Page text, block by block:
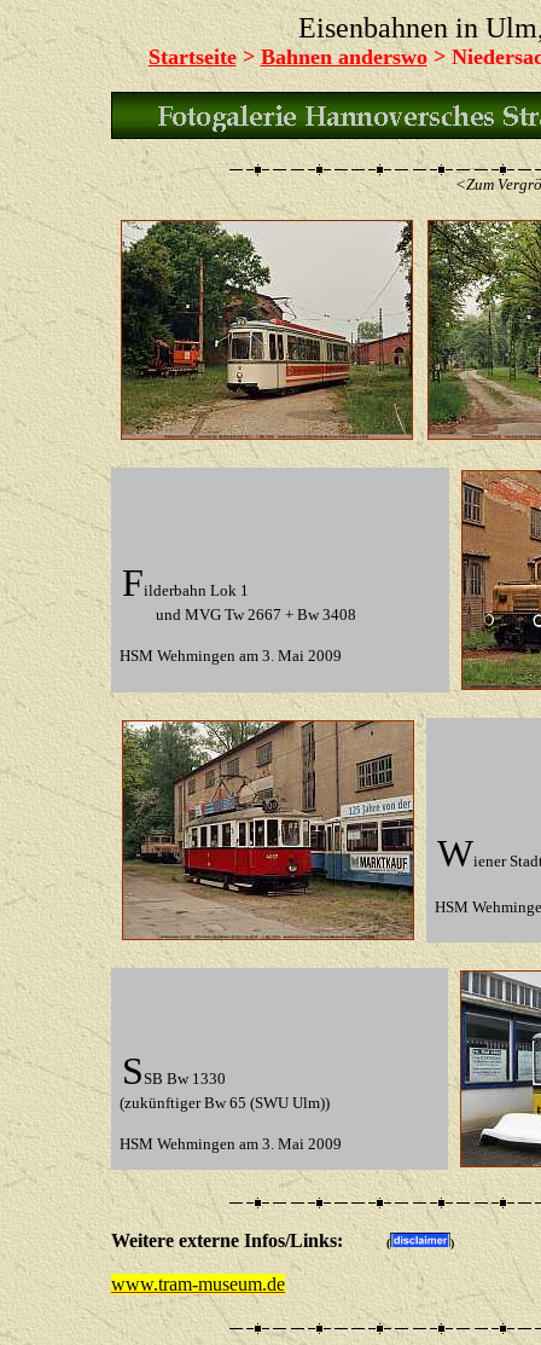
Eisenbahnen in
Startseite>Bahnen anderswo>
<Zum
Filderbahn Lok 1
und MVG Tw 2667 + Bw 3408
HSM Wehmingen am 3. Mai 2009
Wiener
HSM
SSB Bw 1330
(zukünftiger Bw 65 (SWU Ulm))
HSM Wehmingen am 3. Mai 2009
Weitere externe Infos/Links: ( )
www.tram-museum.de